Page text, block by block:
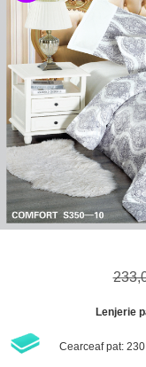
Lenjerii de pat
Lenjerii de pat Catifea
Lenjerii de pat
Lenjerii de pat Finet
Lenjerii de pat Finet
Lenjerii de pat finet
Lenjerii de pat Saten
elastic
Lenjerie
Cearceaf pat: